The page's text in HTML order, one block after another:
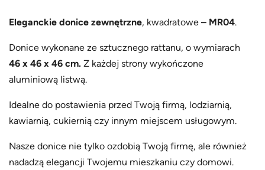
Eleganckie donice zewnętrzne, kwadratowe– MR04.
Donice wykonane ze sztucznego rattanu, o wymiarach
46 x 46 x 46 cm. Z każdej strony wykończone
aluminiową listwą.
Idealne do postawienia przed Twoją firmą, lodziarnią,
kawiarnią, cukiernią czy innym miejscem usługowym.
Nasze donice nie tylko ozdobią Twoją firmę, ale również
nadadzą elegancji Twojemu mieszkaniu czy domowi.